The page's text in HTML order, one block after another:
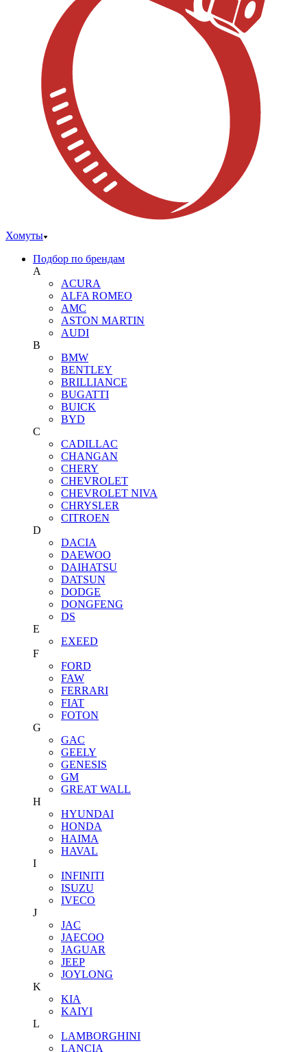
Хомуты
Подбор по брендам
A
ACURA
ALFA ROMEO
AMC
ASTON MARTIN
AUDI
B
BMW
BENTLEY
BRILLIANCE
BUGATTI
BUICK
BYD
C
CADILLAC
CHANGAN
CHERY
CHEVROLET
CHEVROLET NIVA
CHRYSLER
CITROEN
D
DACIA
DAEWOO
DAIHATSU
DATSUN
DODGE
DONGFENG
DS
E
EXEED
F
FORD
FAW
FERRARI
FIAT
FOTON
G
GAC
GEELY
GENESIS
GM
GREAT WALL
H
HYUNDAI
HONDA
HAIMA
HAVAL
I
INFINITI
ISUZU
IVECO
J
JAC
JAECOO
JAGUAR
JEEP
JOYLONG
K
KIA
KAIYI
L
LAMBORGHINI
LANCIA